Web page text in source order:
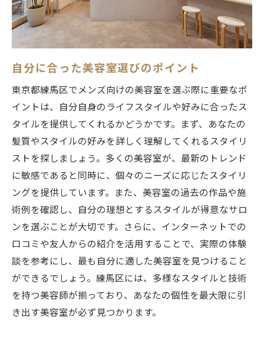
髪型の変化で自信を手に入れる方法
美容室での変化がもたらす日常の影響
美容室でのトライアンドエラーを楽しむ
新たな自分への第一歩を踏み出す秘訣
スタイルチェンジで輝く練馬区メンズの美容室
事情
流行と個性を両立させるスタイルチェンジ
美容室で叶える理想のスタイルチェンジ
スタイルチェンジを成功させるポイント
美容室を活用したスタイルチェンジのメリ
ット
変化を恐れないメンズにおすすめの美容室
練馬区の美容室が提案するメンズスタイル革命
トレンドを取り入れた最新のメンズスタイ
ル
自分に合った美容室選びのポイント
東京都練馬区でメンズ向けの美容室を選ぶ際に重要なポ
イントは、自分自身のライフスタイルや好みに合ったス
タイルを提供してくれるかどうかです。まず、あなたの
髪質やスタイルの好みを詳しく理解してくれるスタイリ
ストを探しましょう。多くの美容室が、最新のトレンド
に敏感であると同時に、個々のニーズに応じたスタイリ
ングを提供しています。また、美容室の過去の作品や施
術例を確認し、自分の理想とするスタイルが得意なサロ
ンを選ぶことが大切です。さらに、インターネットでの
口コミや友人からの紹介を活用することで、実際の体験
談を参考にし、最も自分に適した美容室を見つけること
ができるでしょう。練馬区には、多様なスタイルと技術
を持つ美容師が揃っており、あなたの個性を最大限に引
き出す美容室が必ず見つかります。